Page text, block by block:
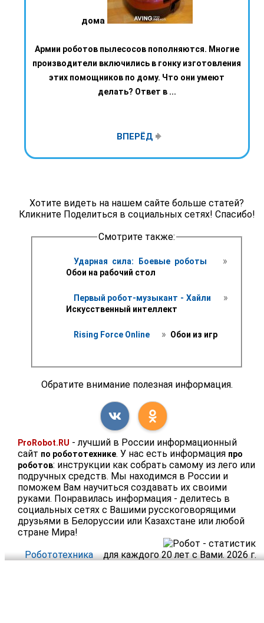
дома
Армии роботов пылесосов пополняются. Многие
производители включились в гонку изготовления
этих помощников по дому. Что они умеют
делать? Ответ в ...
ВПЕРЁД
Хотите видеть на нашем сайте больше статей?
Кликните Поделиться в социальных сетях! Спасибо!
Смотрите также:
Ударная сила: Боевые роботы »
Обои на рабочий стол
Первый робот-музыкант - Хайли »
Искусственный интеллект
Rising Force Online » Обои из игр
Обратите внимание полезная информация.
ProRobot.RU - лучший в России информационный
сайт по робототехнике. У нас есть информация про
роботов: инструкции как собрать самому из лего или
подручных средств. Мы находимся в России и
поможем Вам научиться создавать их своими
руками. Понравилась информация - делитесь в
социальных сетях с Вашими русскоговорящими
друзьями в Белоруссии или Казахстане или любой
стране Мира!
Робототехника
для каждого 20 лет с Вами. 2026 г.